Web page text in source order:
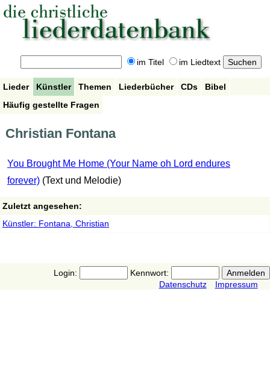
im Titel im Liedtext
Lieder Künstler Themen Liederbücher CDs
Bibel
Häufig gestellte Fragen
Christian Fontana
You Brought Me Home (Your Name oh Lord endures
forever) (Text und Melodie)
Zuletzt angesehen:
Künstler: Fontana, Christian
Login:
Kennwort:
Datenschutz
Impressum